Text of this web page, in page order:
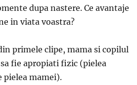
dupa nastere. Ce avantaje
in viata voastra?
primele clipe, mama si copilul
fie apropiati fizic (pielea
pielea mamei).